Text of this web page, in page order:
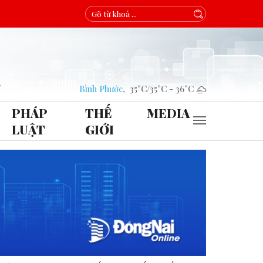
Bình Phước, 35°C/35°C - 36°C
PHÁP
LUẬT
THẾ
GIỚI
MEDIA